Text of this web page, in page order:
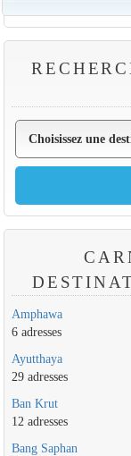
Amphawa
6 adresses
Ayutthaya
29 adresses
Ban Krut
12 adresses
Bang Saphan